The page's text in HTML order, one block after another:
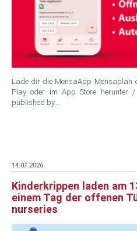
Lade dir die MensaApp Mensaplan
Play oder im App Store herunter
published by…
14.07.2026
Kinderkrippen laden am
einem Tag der offenen
nurseries